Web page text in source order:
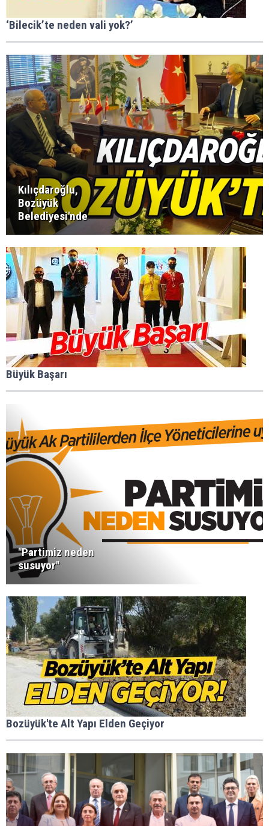
‘Bilecik’te neden vali yok?’
Kılıçdaroğlu,
Bozüyük
Belediyesi'nde
Büyük Başarı
"Partimiz neden
susuyor"
Bozüyük'te Alt Yapı Elden Geçiyor